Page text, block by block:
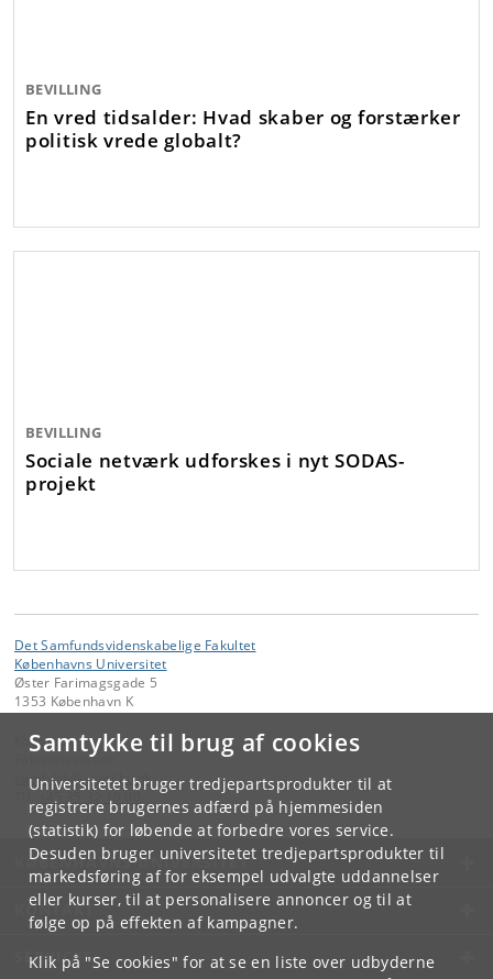
Samtykke til brug af cookies
Universitetet bruger tredjepartsprodukter til at
registrere brugernes adfærd på hjemmesiden
(statistik) for løbende at forbedre vores service.
Desuden bruger universitetet tredjepartsprodukter til
markedsføring af for eksempel udvalgte uddannelser
eller kurser, til at personalisere annoncer og til at
følge op på effekten af kampagner.
Klik på "Se cookies" for at se en liste over udbyderne
BEVILLING
En vred tidsalder: Hvad skaber og forstærker
politisk vrede globalt?
BEVILLING
Sociale netværk udforskes i nyt SODAS-
projekt
Det Samfundsvidenskabelige Fakultet
Københavns Universitet
Øster Farimagsgade 5
1353 København K
Kontakt:
Fakultetsstaben
samf-fak @samf.ku.dk
KØBENHAVNS UNIVERSITET
KONTAKT
SERVICES